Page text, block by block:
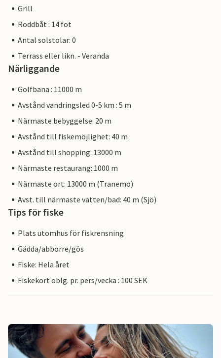
Grill
Roddbåt : 14 fot
Antal solstolar: 0
Terrass eller likn. - Veranda
Närliggande
Golfbana : 11000 m
Avstånd vandringsled 0-5 km : 5 m
Närmaste bebyggelse: 20 m
Avstånd till fiskemöjlighet: 40 m
Avstånd till shopping: 13000 m
Närmaste restaurang: 1000 m
Närmaste ort: 13000 m (Tranemo)
Avst. till närmaste vatten/bad: 40 m (Sjö)
Tips för fiske
Plats utomhus för fiskrensning
Gädda/abborre/gös
Fiske: Hela året
Fiskekort oblg. pr. pers/vecka : 100 SEK